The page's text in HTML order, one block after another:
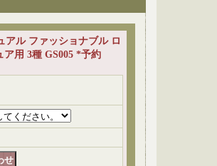
アル ファッショナブル ロ
用 3種 GS005 *予約